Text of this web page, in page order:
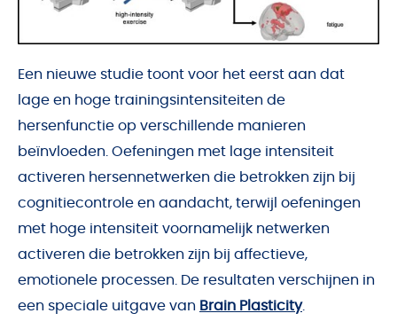
Een nieuwe studie toont voor het eerst aan dat
lage en hoge trainingsintensiteiten de
hersenfunctie op verschillende manieren
beïnvloeden. Oefeningen met lage intensiteit
activeren hersennetwerken die betrokken zijn bij
cognitiecontrole en aandacht, terwijl oefeningen
met hoge intensiteit voornamelijk netwerken
activeren die betrokken zijn bij affectieve,
emotionele processen. De resultaten verschijnen in
een speciale uitgave van Brain Plasticity.